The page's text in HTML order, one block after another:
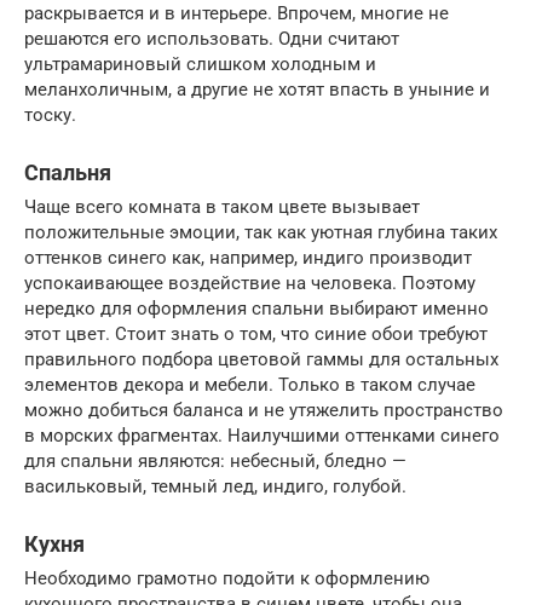
раскрывается и в интерьере. Впрочем, многие не
решаются его использовать. Одни считают
ультрамариновый слишком холодным и
меланхоличным, а другие не хотят впасть в уныние и
тоску.
Спальня
Чаще всего комната в таком цвете вызывает
положительные эмоции, так как уютная глубина таких
оттенков синего как, например, индиго производит
успокаивающее воздействие на человека. Поэтому
нередко для оформления спальни выбирают именно
этот цвет. Стоит знать о том, что синие обои требуют
правильного подбора цветовой гаммы для остальных
элементов декора и мебели. Только в таком случае
можно добиться баланса и не утяжелить пространство
в морских фрагментах. Наилучшими оттенками синего
для спальни являются: небесный, бледно —
васильковый, темный лед, индиго, голубой.
Кухня
Необходимо грамотно подойти к оформлению